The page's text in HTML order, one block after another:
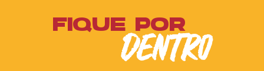
FIQUE POR
DENTRO